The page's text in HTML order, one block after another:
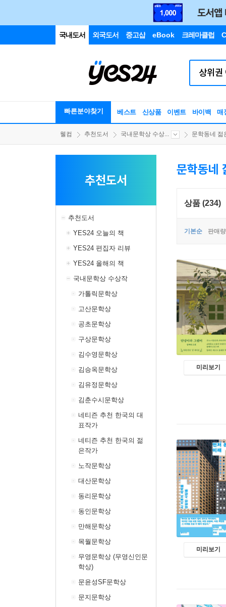
국내도서 외국도서 중고샵 eBook 크레마클럽
빠른분야찾기 베스트 신상품 이벤트 바이백 매
웰컴 추천도서 국내문학상 수상... 문학동네 젊
추천도서
추천도서
YES24 오늘의 책
YES24 편집자 리뷰
YES24 올해의 책
국내문학상 수상작
가톨릭문학상
고산문학상
공초문학상
구상문학상
김수영문학상
김승옥문학상
김유정문학상
김춘수시문학상
네티즌 추천 한국의 대
표작가
네티즌 추천 한국의 젊
은작가
노작문학상
대산문학상
동리문학상
동인문학상
만해문학상
목월문학상
무영문학상 (무영신인문
학상)
문윤성SF문학상
문지문학상
문학동네
상품 (234)
기본순 판매
미리보기
미리보기